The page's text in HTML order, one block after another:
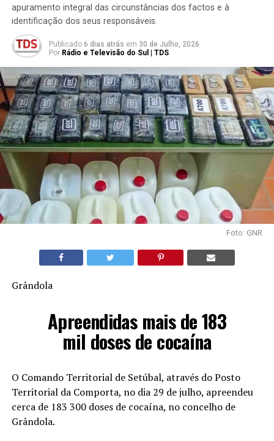
apuramento integral das circunstâncias dos factos e à
identificação dos seus responsáveis.
Publicado 6 dias atrás em 30 de Julho, 2026
Por Rádio e Televisão do Sul | TDS
Foto: GNR
Grândola
Apreendidas mais de 183
mil doses de cocaína
O Comando Territorial de Setúbal, através do Posto
Territorial da Comporta, no dia 29 de julho, apreendeu
cerca de 183 300 doses de cocaína, no concelho de
Grândola.